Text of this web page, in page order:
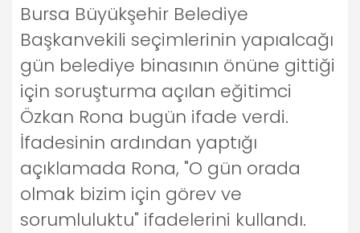
Bursa Büyükşehir Belediye
Başkanvekili seçimlerinin yapıalcağı
gün belediye binasının önüne gittiği
için soruşturma açılan eğitimci
Özkan Rona bugün ifade verdi.
İfadesinin ardından yaptığı
açıklamada Rona, "O gün orada
olmak bizim için görev ve
sorumluluktu" ifadelerini kullandı.